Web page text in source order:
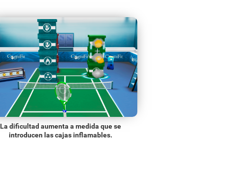
La dificultad aumenta a medida que se
introducen las cajas inflamables.